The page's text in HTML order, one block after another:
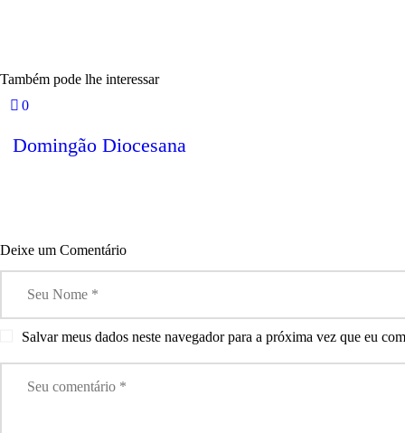
Também pode lhe interessar
0
Domingão Diocesana
Deixe um Comentário
Salvar meus dados neste navegador para a próxima vez que eu